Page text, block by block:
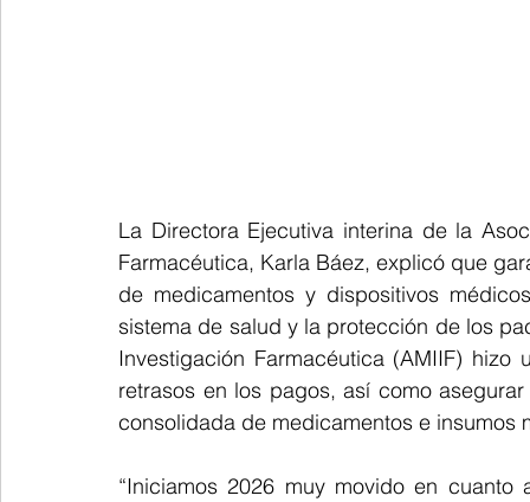
La Directora Ejecutiva interina de la
Farmacéutica, Karla Báez, explicó que
de medicamentos y dispositivos
sistema de salud y la protección de los
Investigación Farmacéutica (AMIIF)
retrasos en los pagos, así como
consolidada de medicamentos e insumos
“Iniciamos 2026 muy movido en